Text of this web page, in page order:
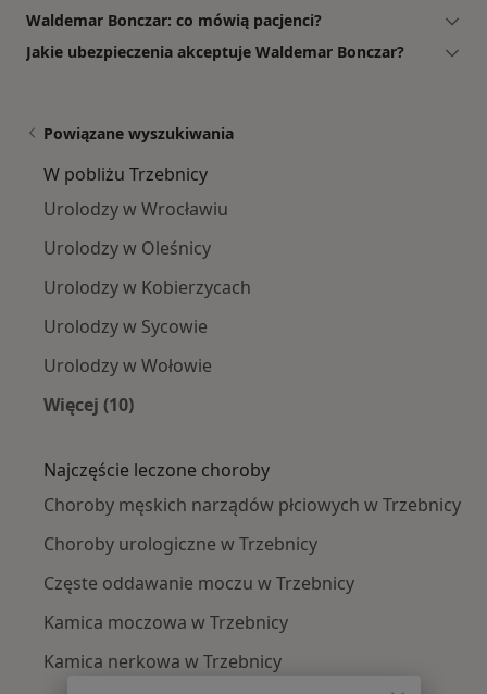
Waldemar Bonczar: co mówią pacjenci?
Jakie ubezpieczenia akceptuje Waldemar Bonczar?
Powiązane wyszukiwania
W pobliżu Trzebnicy
Urolodzy w Wrocławiu
Urolodzy w Oleśnicy
Urolodzy w Kobierzycach
Urolodzy w Sycowie
Urolodzy w Wołowie
Więcej (10)
Najczęście leczone choroby
Choroby męskich narządów płciowych w Trzebnicy
Choroby urologiczne w Trzebnicy
Częste oddawanie moczu w Trzebnicy
Kamica moczowa w Trzebnicy
Kamica nerkowa w Trzebnicy